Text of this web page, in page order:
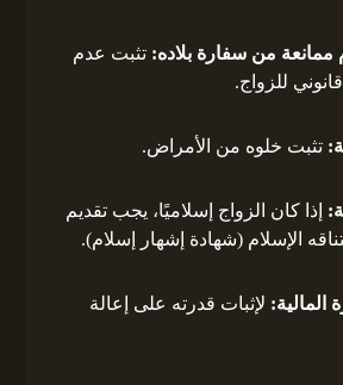
من سفارة بلاده: تثبت عدم
للزواج.
تثبت خلوه من الأمراض.
إذا كان الزواج إسلاميًا، يجب تقديم
الإسلام (شهادة إشهار إسلام).
المالية: لإثبات قدرته على إعالة